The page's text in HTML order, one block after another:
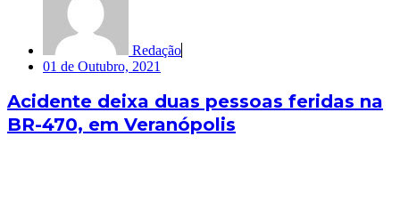
Redação
01 de Outubro, 2021
Acidente deixa duas pessoas feridas na
BR-470, em Veranópolis